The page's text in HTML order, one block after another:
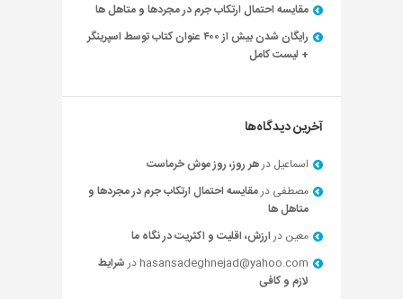
مقایسه احتمال ارتکاب جرم در مجردها و متاهل ها
رایگان شدن بیش از ۴۰۰ عنوان کتاب توسط اسپرینگر
+ لیست کامل
آخرین دیدگاه‌ها
اسماعیل درهر روز، روز موش خرماست
مصطفی درمقایسه احتمال ارتکاب جرم در مجردها و
متاهل ها
معین درارزش، اقلیت و اکثریت در نگاه ما
hasansadeghnejad@yahoo.com درشرایط
لازم و کافی